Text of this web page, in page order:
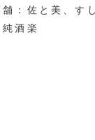
舗：佐と美、す
酒楽